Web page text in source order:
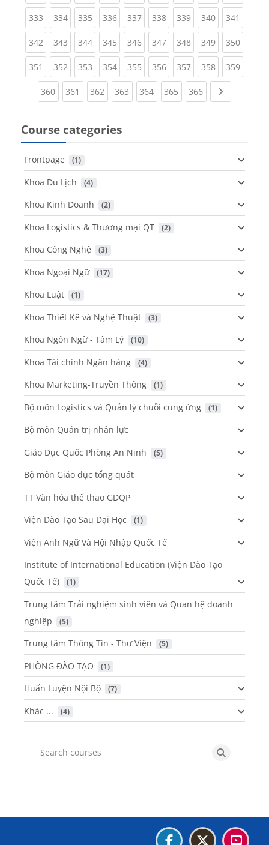
333(current)
334(current)
335(current)
336(current)
337(current)
338(current)
339(current)
340(current)
341
342(current)
343(current)
344(current)
345(current)
346(current)
347(current)
348(current)
349(current)
350
351 (current)
352(current)
353(current)
354(current)
355(current)
356(current)
357(current)
358(current)
359
360(current)
361 (current)
362 (current)
363 (current)
364(current)
365 (current)
366(current)Next page
Course categories
Frontpage (1)
Khoa Du Lịch (4)
Khoa Kinh Doanh (2)
Khoa Logistics & Thương mại QT (2)
Khoa Công Nghệ (3)
Khoa Ngoại Ngữ (17)
Khoa Luật (1)
Khoa Thiết Kế và Nghệ Thuật (3)
Khoa Ngôn Ngữ - Tâm Lý (10)
Khoa Tài chính Ngân hàng (4)
Khoa Marketing-Truyền Thông (1)
Bộ môn Logistics và Quản lý chuỗi cung ứng (1)
Bộ môn Quản trị nhân lực
Giáo Dục Quốc Phòng An Ninh
(5)
Bộ môn Giáo dục tổng quát
TT Văn hóa thể thao GDQP
Viện Đào Tạo Sau Đại Học
(1)
Viện Anh Ngữ Và Hội Nhập Quốc Tế
Institute of International Education (Viện Đào Tạo
Quốc Tế)
(1)
Trung tâm Trải nghiệm sinh viên và Quan hệ doanh
nghiệp
(5)
Trung tâm Thông Tin - Thư Viện (5)
PHÒNG ĐÀO TẠO (1)
Huấn Luyện Nội Bộ (7)
Khác ... (4)
Search courses Search